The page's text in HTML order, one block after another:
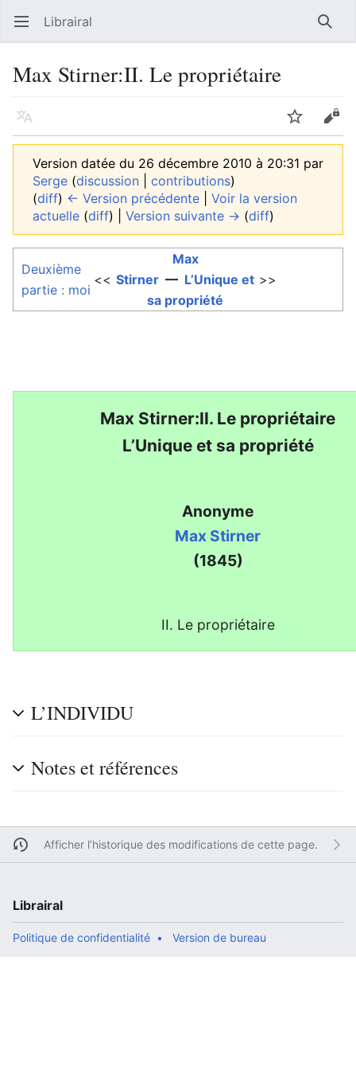
Ouvrir le menu principal Librairal
Max Stirner:II. Le propriétaire
Langue Suivre
Version datée du 26 décembre 2010 à 20:31 par
Serge (discussion contributions)
(diff) ← Version précédente
Voir la version
actuelle (diff) | Version suivante → (diff)
Deuxième
partie : moi
<<
Max
Stirner — L’Unique et
sa propriété
>>
Max Stirner:II. Le propriétaire
L’Unique et sa propriété
Anonyme
Max Stirner
(1845)
II. Le propriétaire
L’INDIVIDU
Notes et références
Afficher l’historique des modifications de cette page.
Librairal
Politique de confidentialité Version de bureau